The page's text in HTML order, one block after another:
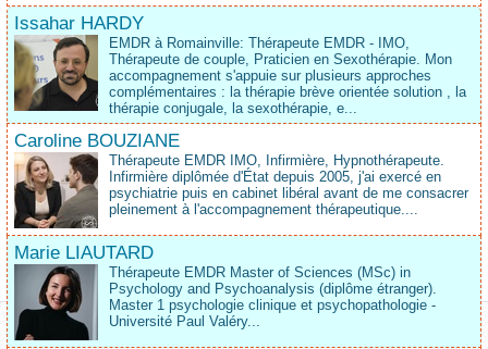
Issahar HARDY
EMDR à Romainville: Thérapeute EMDR - IMO,
Thérapeute de couple, Praticien en Sexothérapie. Mon
accompagnement s'appuie sur plusieurs approches
complémentaires : la thérapie brève orientée solution , la
thérapie conjugale, la sexothérapie, e...
Caroline BOUZIANE
Thérapeute EMDR IMO, Infirmière, Hypnothérapeute.
Infirmière diplômée d'État depuis 2005, j'ai exercé en
psychiatrie puis en cabinet libéral avant de me consacrer
pleinement à l'accompagnement thérapeutique....
Marie LIAUTARD
Thérapeute EMDR Master of Sciences (MSc) in
Psychology and Psychoanalysis (diplôme étranger).
Master 1 psychologie clinique et psychopathologie -
Université Paul Valéry...